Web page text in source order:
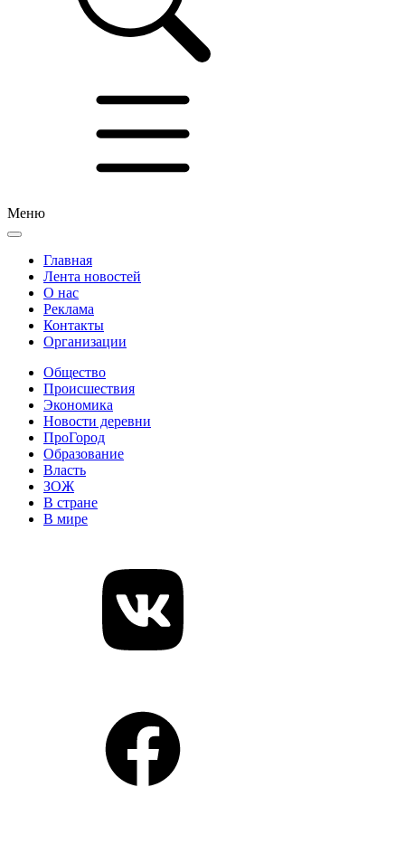
Меню
Главная
Лента новостей
О нас
Реклама
Контакты
Организации
Общество
Происшествия
Экономика
Новости деревни
ПроГород
Образование
Власть
ЗОЖ
В стране
В мире